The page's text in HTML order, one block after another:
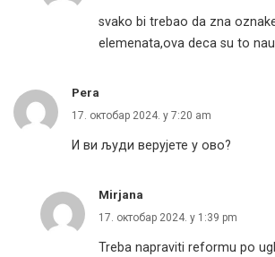
svako bi trebao da zna
elemenata,ova deca su to
Pera
17. октобар 2024. у 7:20 am
И ви људи верујете у ово?
Mirjana
17. октобар 2024. у 1:39 pm
Treba napraviti reformu po